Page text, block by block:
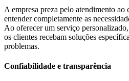
A empresa preza pelo atendimento ao
entender completamente as
Ao oferecer um serviço
os clientes recebam soluções
problemas.
Confiabilidade e transparência